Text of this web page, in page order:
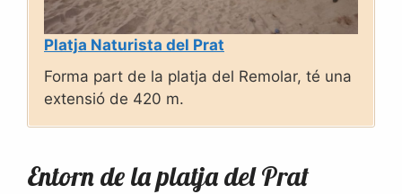
Platja Naturista del Prat
Forma part de la platja del Remolar, té una
extensió de 420 m.
Entorn de la platja del Prat